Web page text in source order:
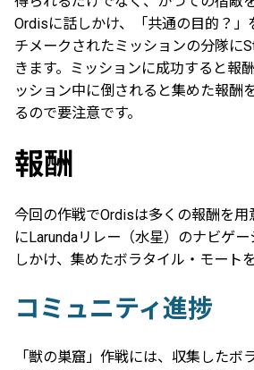
Ordisに話しかけ、「共通の目的？」
チメークされたミッションの分隊に
きます。ミッションに成功すると報
ッション中に倒されると集めた報酬
るので要注意です。
報酬
今回の作戦でOrdisは多くの報酬を用
にLarundaリレー（水星）のナビゲ
しかけ、集めたボラタイル・モート
コミュニティ進捗
「獣の巣窟」作戦には、収集したボ